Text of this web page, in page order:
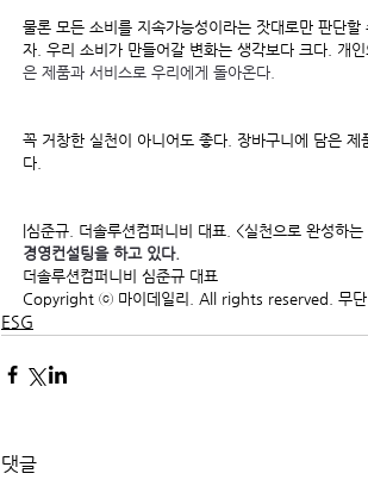
물론 모든 소비를 지속가능성이라는 잣대로만 판단
자. 우리 소비가 만들어갈 변화는 생각보다 크다. 개
은 제품과 서비스로 우리에게 돌아온다.
꼭 거창한 실천이 아니어도 좋다. 장바구니에 담은
다.
|심준규. 더솔루션컴퍼니비 대표. <실천으로 완성하는
경영컨설팅을 하고 있다.
더솔루션컴퍼니비 심준규 대표
Copyright ⓒ 마이데일리. All rights reserved. 무단
ESG
댓글